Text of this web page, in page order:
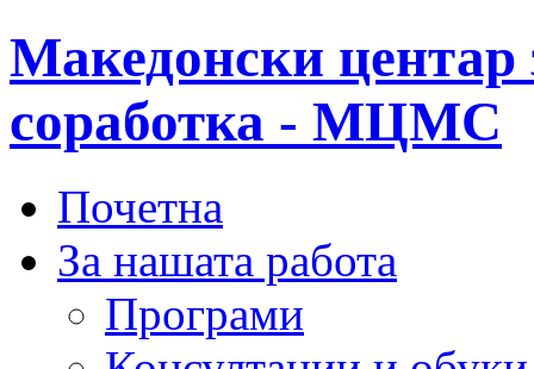
Македонски центар
соработка - МЦМС
Почетна
За нашата работа
Програми